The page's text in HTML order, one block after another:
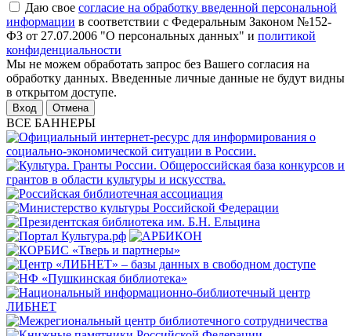
Даю свое согласие на обработку введенной персональной
информации в соответствии с Федеральным Законом №152-
ФЗ от 27.07.2006 "О персональных данных" и политикой
конфиденциальности
Мы не можем обработать запрос без Вашего согласия на
обработку данных. Введенные личные данные не будут видны
в открытом доступе.
Отмена
ВСЕ БАННЕРЫ